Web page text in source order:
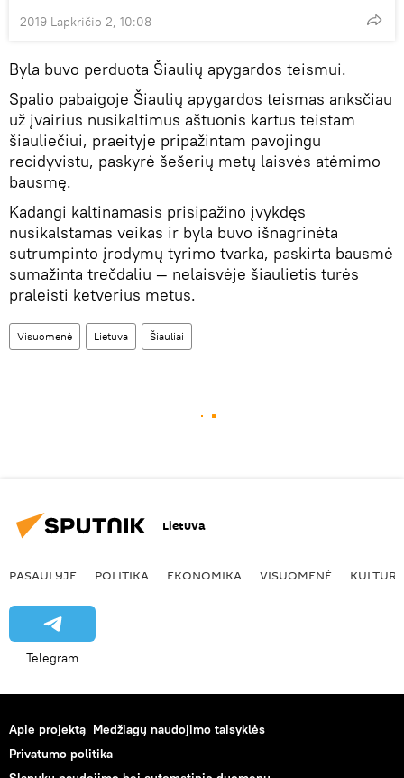
2019 Lapkričio 2, 10:08
Byla buvo perduota Šiaulių apygardos teismui.
Spalio pabaigoje Šiaulių apygardos teismas anksčiau
už įvairius nusikaltimus aštuonis kartus teistam
šiauliečiui, praeityje pripažintam pavojingu
recidyvistu, paskyrė šešerių metų laisvės atėmimo
bausmę.
Kadangi kaltinamasis prisipažino įvykdęs
nusikalstamas veikas ir byla buvo išnagrinėta
sutrumpinto įrodymų tyrimo tvarka, paskirta bausmė
sumažinta trečdaliu — nelaisvėje šiaulietis turės
praleisti ketverius metus.
Visuomenė Lietuva Šiauliai
Lietuva
PASAULYJE POLITIKA EKONOMIKA VISUOMENĖ KULTŪRA
Telegram
Apie projektą Medžiagų naudojimo taisyklės
Privatumo politika